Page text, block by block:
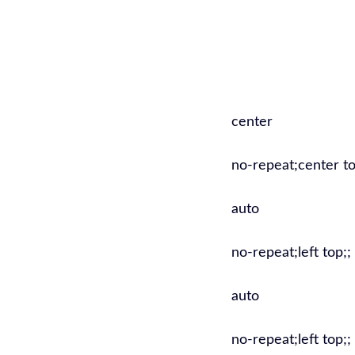
center
no-repeat;center
auto
no-repeat;left top;;
auto
no-repeat;left top;;